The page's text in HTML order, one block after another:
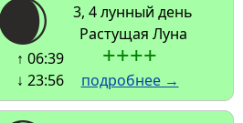
3, 4 лунный день
Растущая Луна
↑ 06:39
↓ 23:56
++++
подробнее →